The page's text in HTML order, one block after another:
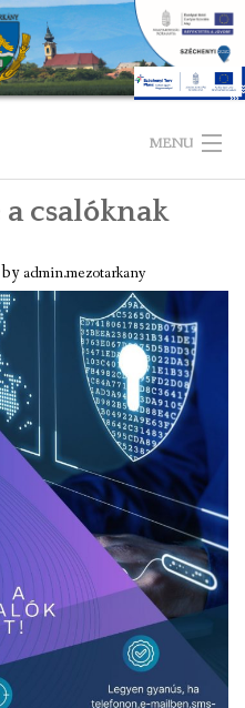
MENU
csalóknak
byadmin.mezotarkany